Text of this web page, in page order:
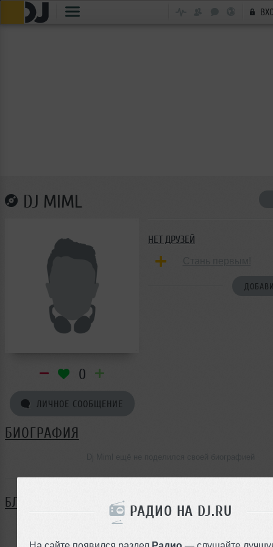
РАДИО НА DJ.RU
На сайте появился раздел Радио — слушайте
DJ MIML
0
ЛИЧНОЕ СООБЩЕНИЕ
НЕТ ДРУЗЕЙ
БИОГРАФИЯ
БЛОГ